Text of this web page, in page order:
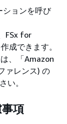
ションを呼び
FSx for
成できます。
、「Amazon
ァレンス) の
い。
項